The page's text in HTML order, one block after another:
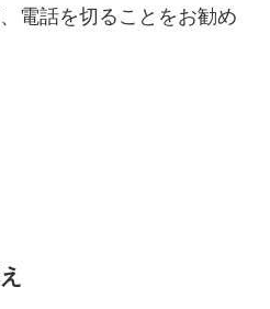
電話を切ることをお勧め